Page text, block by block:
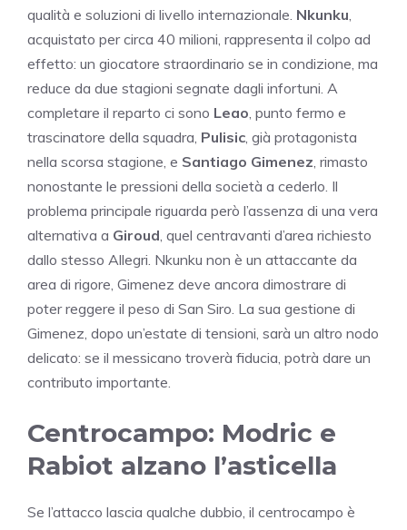
qualità e soluzioni di livello internazionale. Nkunku
acquistato per circa 40 milioni, rappresenta il colpo ad
effetto: un giocatore straordinario se in condizione, ma
reduce da due stagioni segnate dagli infortuni. A
completare il reparto ci sono Leao , punto fermo e
trascinatore della squadra, Pulisic , già protagonista
nella scorsa stagione, e Santiago Gimenez , rimasto
nonostante le pressioni della società a cederlo. Il
problema principale riguarda però l’assenza di una vera
alternativa a Giroud , quel centravanti d’area richiesto
dallo stesso Allegri. Nkunku non è un attaccante da
area di rigore, Gimenez deve ancora dimostrare di
poter reggere il peso di San Siro. La sua gestione di
Gimenez, dopo un’estate di tensioni, sarà un altro nodo
delicato: se il messicano troverà fiducia, potrà dare un
contributo importante.
Centrocampo: Modric e
Rabiot alzano l’asticella
Se l’attacco lascia qualche dubbio, il centrocampo è